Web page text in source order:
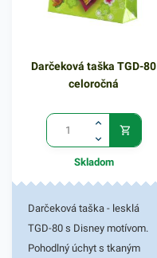
Darčeková taška TGD-80
celoročná
Skladom
Darčeková taška - lesklá
TGD-80 s Disney motívom.
Pohodlný úchyt s tkaným